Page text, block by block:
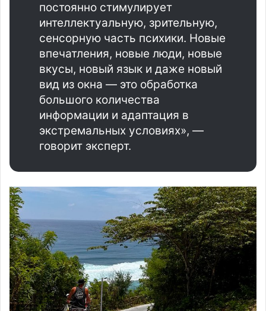
постоянно стимулирует
интеллектуальную, зрительную,
сенсорную часть психики. Новые
впечатления, новые люди, новые
вкусы, новый язык и даже новый
вид из окна — это обработка
большого количества
информации и адаптация в
экстремальных условиях», —
говорит эксперт.